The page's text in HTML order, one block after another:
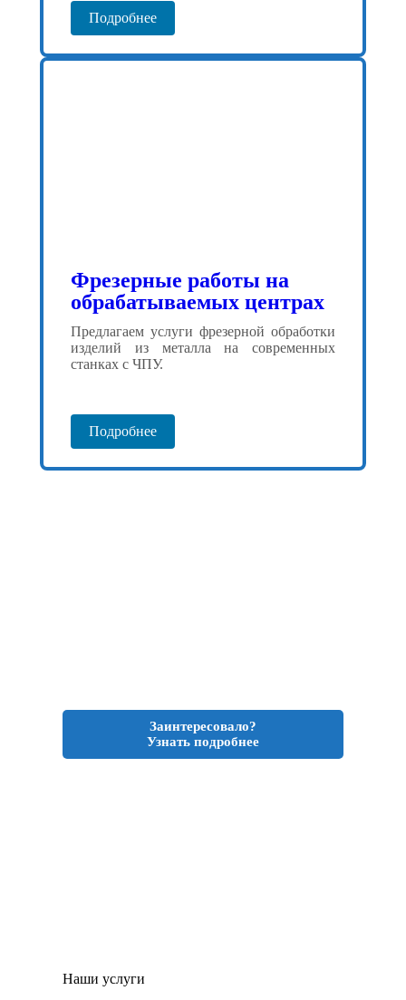
Подробнее
Фрезерные работы на
обрабатываемых центрах
Предлагаем услуги фрезерной обработки
изделий из металла на современных
станках с ЧПУ.
Подробнее
Заинтересовало?
Узнать подробнее
Наши услуги